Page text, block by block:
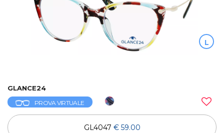
L
GLANCE24
PROVA VIRTUALE
GL4047 € 59.00